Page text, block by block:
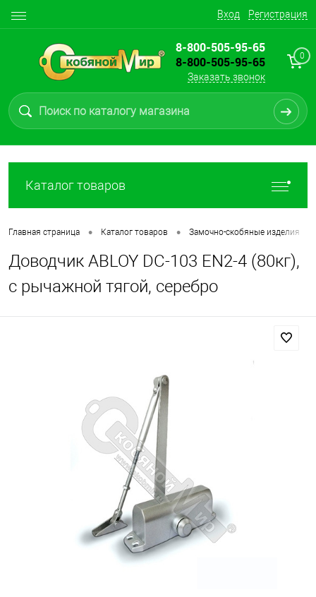
Вход Регистрация
8-800-505-95-65
8-800-505-95-65
Заказать звонок
0
Каталог товаров
Главная страница • Каталог товаров • Замочно-скобяные изделия
Доводчик ABLOY DC-103 EN2-4 (80кг),
с рычажной тягой, серебро